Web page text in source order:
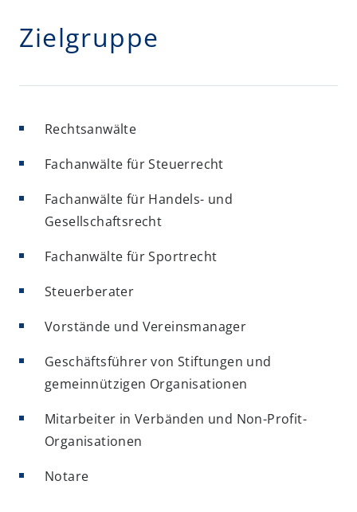
Zielgruppe
Rechtsanwälte
Fachanwälte für Steuerrecht
Fachanwälte für Handels- und
Gesellschaftsrecht
Fachanwälte für Sportrecht
Steuerberater
Vorstände und Vereinsmanager
Geschäftsführer von Stiftungen und
gemeinnützigen Organisationen
Mitarbeiter in Verbänden und Non-Profit-
Organisationen
Notare